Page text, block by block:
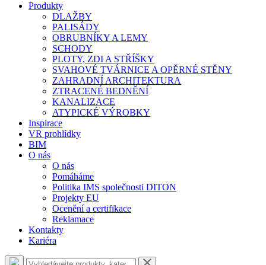
Produkty
DLAŽBY
PALISÁDY
OBRUBNÍKY A LEMY
SCHODY
PLOTY, ZDI A STŘÍŠKY
SVAHOVÉ TVÁRNICE A OPĚRNÉ STĚNY
ZAHRADNÍ ARCHITEKTURA
ZTRACENÉ BEDNĚNÍ
KANALIZACE
ATYPICKÉ VÝROBKY
Inspirace
VR prohlídky
BIM
O nás
O nás
Pomáháme
Politika IMS společnosti DITON
Projekty EU
Ocenění a certifikace
Reklamace
Kontakty
Kariéra